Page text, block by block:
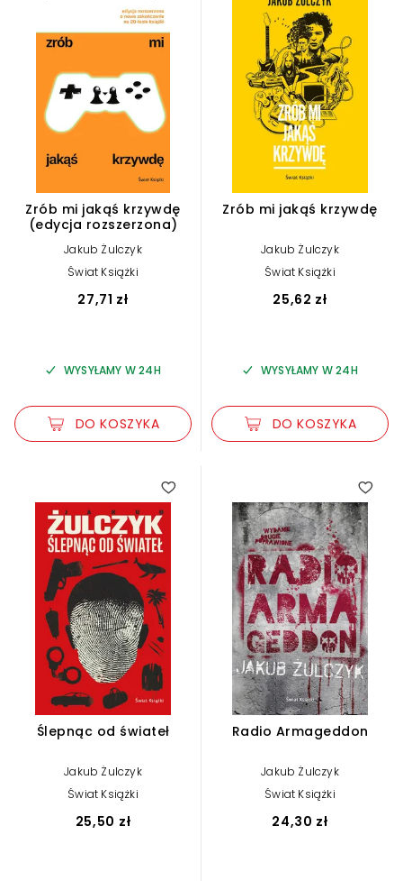
Zrób mi jakąś krzywdę
(edycja rozszerzona)
Jakub Żulczyk
Świat Książki
27,71 zł
WYSYŁAMY W 24H
DO KOSZYKA
Zrób mi jakąś krzywdę
Jakub Żulczyk
Świat Książki
25,62 zł
WYSYŁAMY W 24H
DO KOSZYKA
Ślepnąc od świateł
Jakub Żulczyk
Świat Książki
25,50 zł
Radio Armageddon
Jakub Żulczyk
Świat Książki
24,30 zł